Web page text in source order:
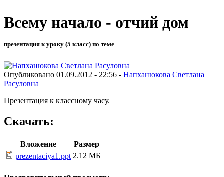
Всему начало - отчий дом
презентация к уроку (5 класс) по теме
Опубликовано 01.09.2012 - 22:56 - Напханюкова Светлана
Расуловна
Презентация к классному часу.
Скачать:
Вложение
Размер
prezentaciya1.ppt 2.12 МБ